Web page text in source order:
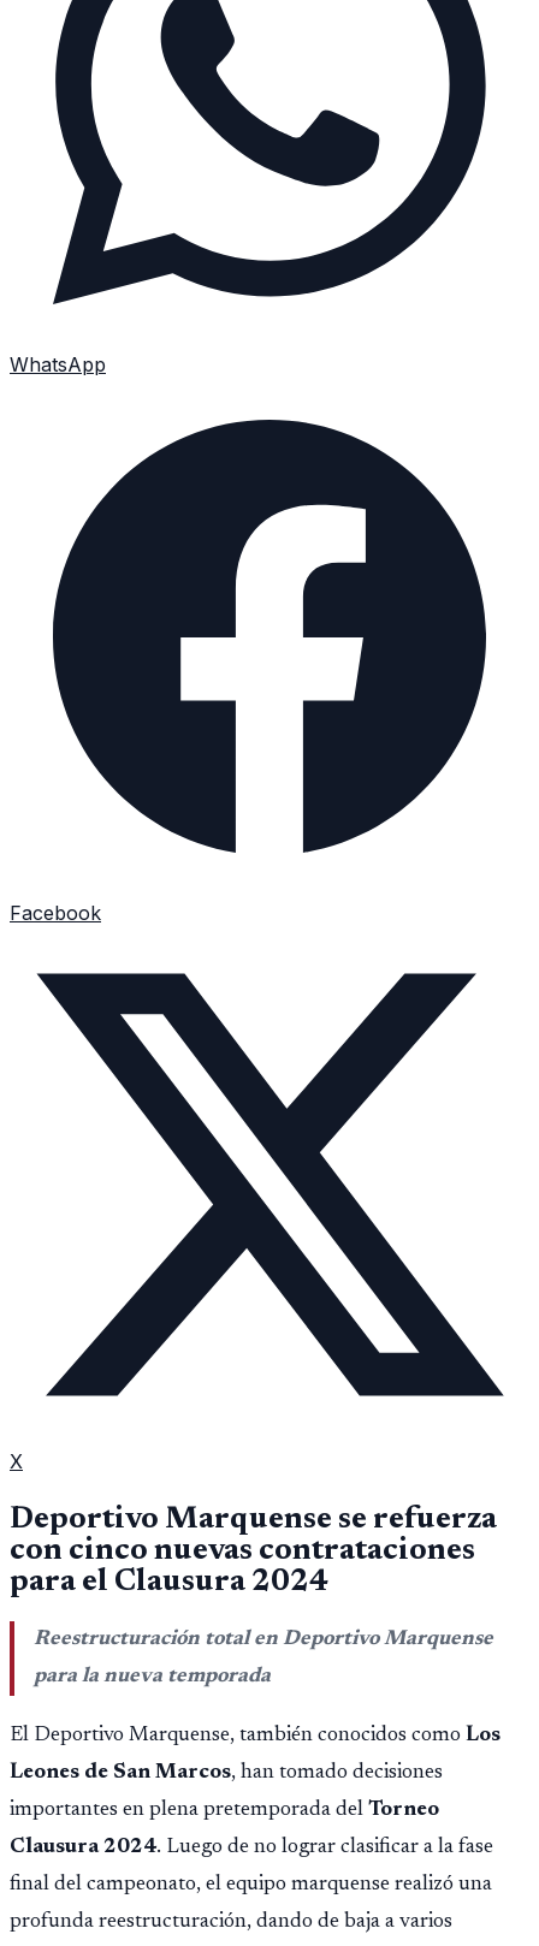
WhatsApp
Facebook
X
Deportivo Marquense se refuerza
con cinco nuevas contrataciones
para el Clausura 2024
Reestructuración total en Deportivo Marquense
para la nueva temporada
El Deportivo Marquense, también conocidos como Los
Leones de San Marcos, han tomado decisiones
importantes en plena pretemporada del Torneo
Clausura 2024. Luego de no lograr clasificar a la fase
final del campeonato, el equipo marquense realizó una
profunda reestructuración, dando de baja a varios